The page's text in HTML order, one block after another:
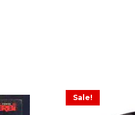
Sale!